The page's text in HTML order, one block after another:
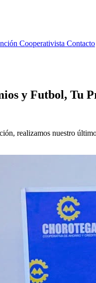
Cooperativista Contacto
y Futbol, Tu
realizamos nuestro